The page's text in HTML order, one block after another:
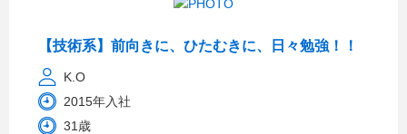
【技術系】前向きに、ひたむきに、日々勉強！！
K.O
2015年入社
31歳